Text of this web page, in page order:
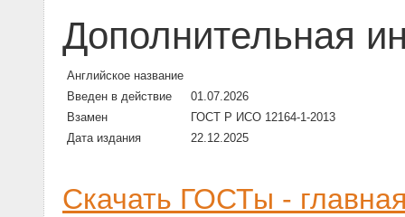
Дополнительная
Английское название
Введен в действие
01.07.2026
Взамен
ГОСТ Р ИСО 12164-1-2013
Дата издания
22.12.2025
Скачать ГОСТы -